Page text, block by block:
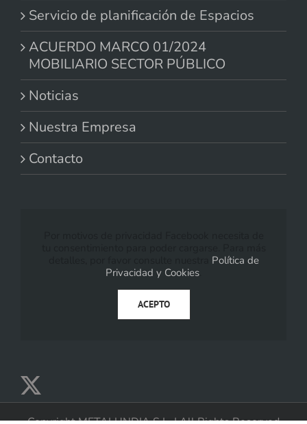
Servicio de planificación de Espacios
ACUERDO MARCO 01/2024
MOBILIARIO SECTOR PÚBLICO
Noticias
Nuestra Empresa
Contacto
Política de
Privacidad y Cookies
ACEPTO